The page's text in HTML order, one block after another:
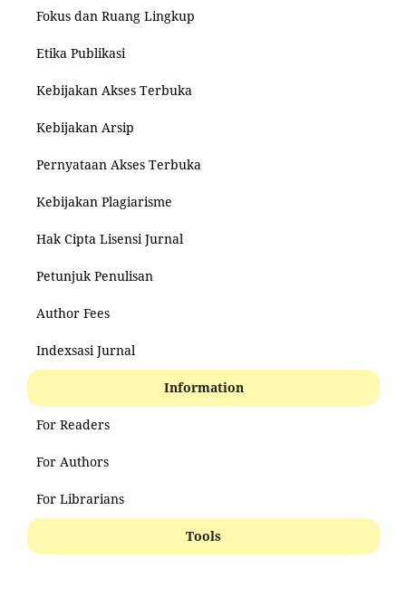
Fokus dan Ruang Lingkup
Etika Publikasi
Kebijakan Akses Terbuka
Kebijakan Arsip
Pernyataan Akses Terbuka
Kebijakan Plagiarisme
Hak Cipta Lisensi Jurnal
Petunjuk Penulisan
Author Fees
Indexsasi Jurnal
Information
For Readers
For Authors
For Librarians
Tools